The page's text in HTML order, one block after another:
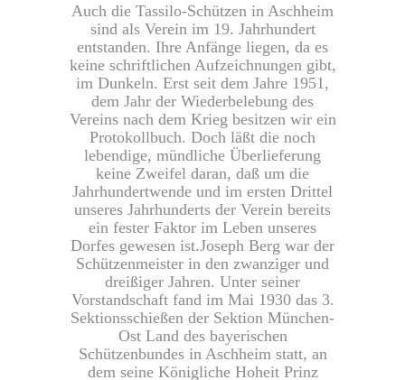
Auch die Tassilo-Schützen in Aschheim
sind als Verein im 19. Jahrhundert
entstanden. Ihre Anfänge liegen, da es
keine schriftlichen Aufzeichnungen gibt,
im Dunkeln. Erst seit dem Jahre 1951,
dem Jahr der Wiederbelebung des
Vereins nach dem Krieg besitzen wir ein
Protokollbuch. Doch läßt die noch
lebendige, mündliche Überlieferung
keine Zweifel daran, daß um die
Jahrhundertwende und im ersten Drittel
unseres Jahrhunderts der Verein bereits
ein fester Faktor im Leben unseres
Dorfes gewesen ist.Joseph Berg war der
Schützenmeister in den zwanziger und
dreißiger Jahren. Unter seiner
Vorstandschaft fand im Mai 1930 das 3.
Sektionsschießen der Sektion München-
Ost Land des bayerischen
Schützenbundes in Aschheim statt, an
dem seine Königliche Hoheit Prinz